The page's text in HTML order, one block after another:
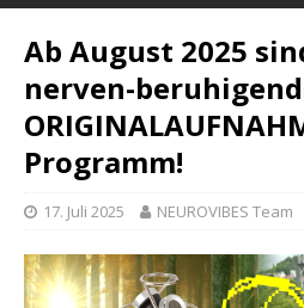
Ab August 2025
nerven-
Programm!
17. Juli 2025 NEUROVIBES Team